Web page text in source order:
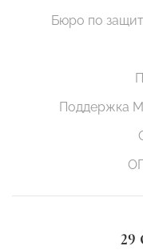
Бюро по
Поддержка
29